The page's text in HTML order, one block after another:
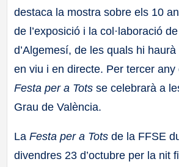
destaca la mostra sobre els 10
de l’exposició i la col·laboració
d’Algemesí, de les quals hi
en viu i en directe. Per tercer
Festa per a Tots se celebrarà a
Grau de València.
LaFesta per a Tots de la FFSE
divendres 23 d’octubre per la nit